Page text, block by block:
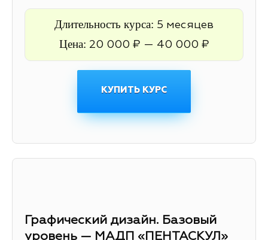
Длительность курса: 5 месяцев
Цена: 20 000 ₽ — 40 000 ₽
КУПИТЬ КУРС
Графический дизайн. Базовый
уровень — МАДП «ПЕНТАСКУЛ»